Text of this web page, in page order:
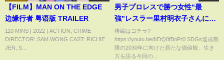
【FILM】MAN ON THE EDGE
边缘行者 粤语版 TRAILER
110 MINS | 2022 | ACTION, CRIME
DIRECTOR: SAM WONG CAST: RICHIE
JEN, S...
男子プロレスで勝つ女性“最
強”レスラー里村明衣子さんに聞
く 男女の「活かしあい」
【Style2030賢者が映す未来】
後編はコチラ?
https://youtu.be/bEtQ8fBnPr0 SDGs達成期
限の2030年に向けた新たな価値観、生き
方を語る今回の...